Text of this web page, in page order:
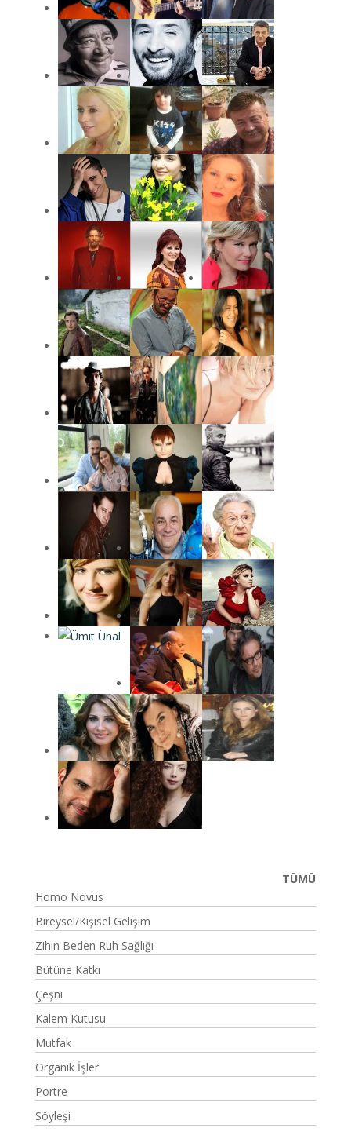
TÜMÜ
Homo Novus
Bireysel/Kişisel Gelişim
Zihin Beden Ruh Sağlığı
Bütüne Katkı
Çeşni
Kalem Kutusu
Mutfak
Organik İşler
Portre
Söyleşi